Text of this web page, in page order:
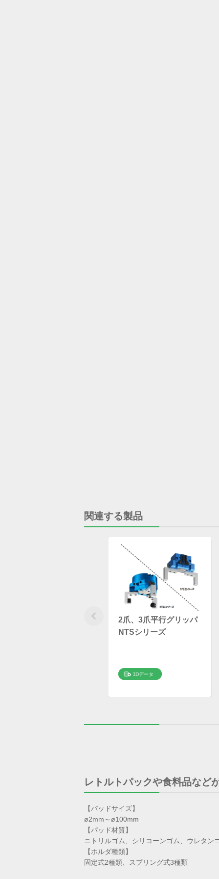
関連する製品
2爪、3爪平行グリッパ
NTSシリーズ
レトルトパックや食料品など
【パッドサイズ】
ø2mm～ø100mm
【パッド材質】
ニトリルゴム、シリコーンゴム、ウレタ
【ホルダ種類】
固定式2種類、スプリング式3種類